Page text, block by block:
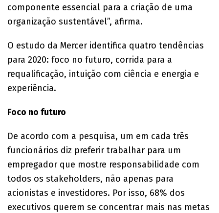
componente essencial para a criação de uma
organização sustentável”, afirma.
O estudo da Mercer identifica quatro tendências
para 2020: foco no futuro, corrida para a
requalificação, intuição com ciência e energia e
experiência.
Foco no futuro
De acordo com a pesquisa, um em cada três
funcionários diz preferir trabalhar para um
empregador que mostre responsabilidade com
todos os stakeholders, não apenas para
acionistas e investidores. Por isso, 68% dos
executivos querem se concentrar mais nas metas